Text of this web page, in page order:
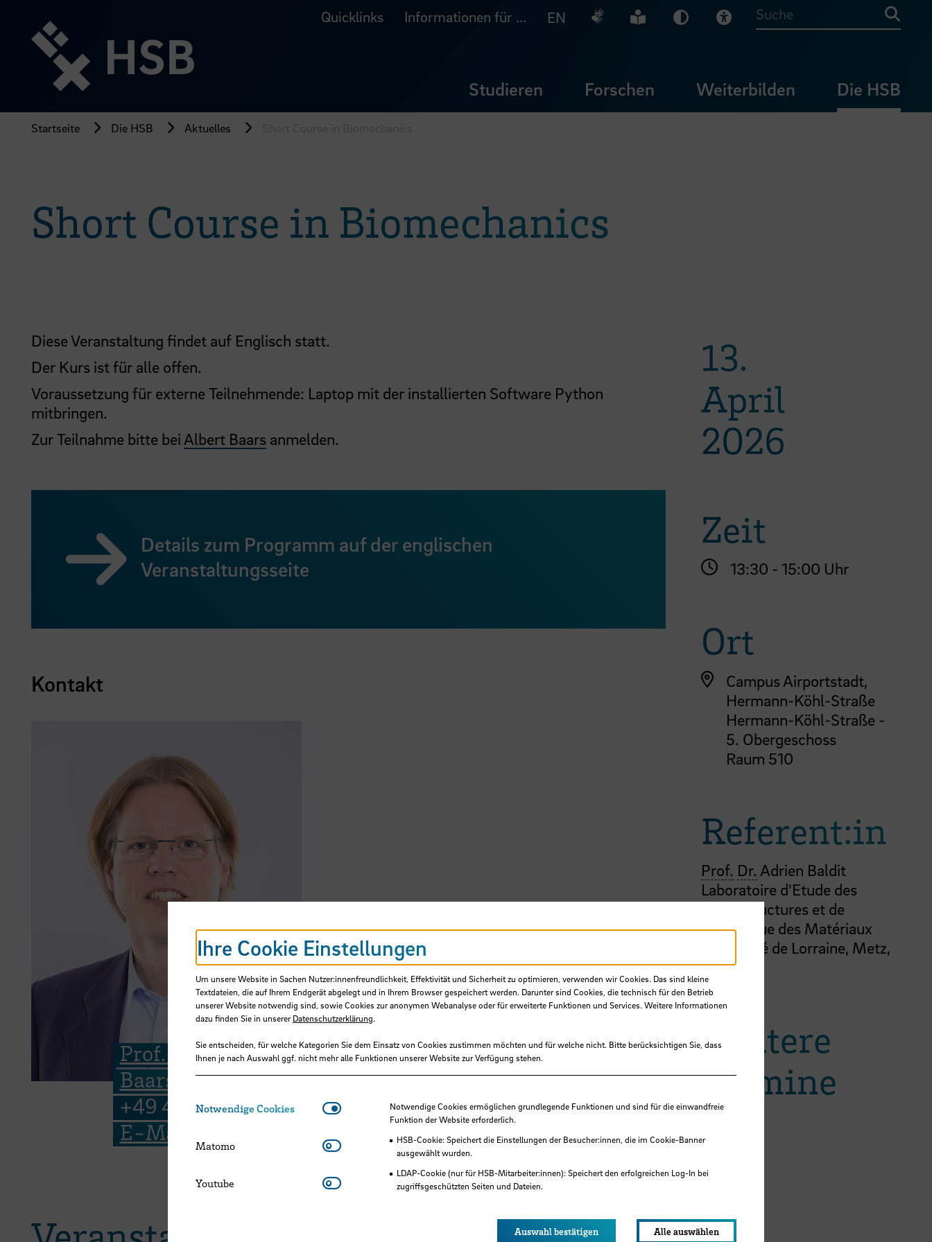
Seiteninhalt
springen
Quicklinks Informationen für ... EN Deutsche Gebärdensprache
Leichte Sprache
Dunkel-Modus
Visuelle Hilfe
Suche
Studieren Forschen Weiterbilden Die HSB
Startseite Die HSB Aktuelles
Short Course in Biomechanics
Diese Veranstaltung findet auf Englisch statt.
Der Kurs ist für alle offen.
Voraussetzung für externe Teilnehmende: Laptop mit der installierten Software Python
mitbringen.
Zur Teilnahme bitte bei Albert Baars anmelden.
Details zum Programm auf der englischen
Veranstaltungsseite
Kontakt
Prof. Dr. Albert
Baars
+49 421 5905 2749
E-Mail
13.
April
2026
Zeit
13:30 - 15:00 Uhr
Ort
Campus Airportstadt,
Hermann-Köhl-Straße
Hermann-Köhl-Straße -
5. Obergeschoss
Raum 510
Referent:in
Prof. Dr. Adrien Baldit
Laboratoire d'Etude des
Microstructures et de
Mécanique des Matériaux
Université de Lorraine, Metz,
France
Weitere
Termine
Ihre Cookie Einstellungen
Um unsere Website in Sachen Nutzer:innenfreundlichkeit, Effektivität und Sicherheit zu optimieren, verwenden wir Cookies. Das sind kleine
Textdateien, die auf Ihrem Endgerät abgelegt und in Ihrem Browser gespeichert werden. Darunter sind Cookies, die technisch für den Betrieb
unserer Website notwendig sind, sowie Cookies zur anonymen Webanalyse oder für erweiterte Funktionen und Services. Weitere Informationen
dazu finden Sie in unsererDatenschutzerklärung.
Sie entscheiden, für welche Kategorien Sie dem Einsatz von Cookies zustimmen möchten und für welche nicht. Bitte berücksichtigen Sie, dass
Ihnen je nach Auswahl ggf. nicht mehr alle Funktionen unserer Website zur Verfügung stehen.
Notwendige Cookies Notwendige CookiesNotwendige Cookies ermöglichen grundlegende Funktionen und sind für die einwandfreie
Funktion der Website erforderlich.
HSB-Cookie: Speichert die Einstellungen der Besucher:innen, die im Cookie-Banner
ausgewählt wurden.
LDAP-Cookie (nur für HSB-Mitarbeiter:innen): Speichert den erfolgreichen Log-In bei
zugriffsgeschützten Seiten und Dateien.
Matomo Matomo
Youtube Youtube
Auswahl bestätigen Alle auswählen